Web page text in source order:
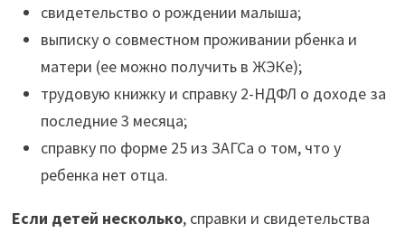
свидетельство о рождении малыша;
выписку о совместном проживании рбенка и
матери (ее можно получить в ЖЭКе);
трудовую книжку и справку 2-НДФЛ о доходе за
последние 3 месяца;
справку по форме 25 из ЗАГСа о том, что у
ребенка нет отца.
Если детей несколько, справки и свидетельства